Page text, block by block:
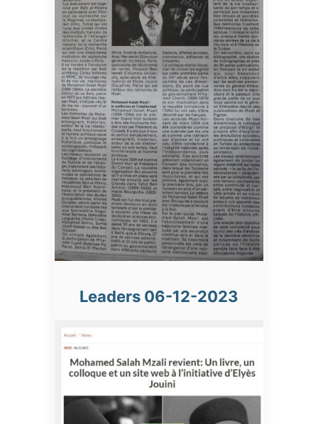
Leaders 06-12-2023